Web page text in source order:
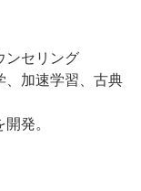
ンセリング
、加速学習、古典
発。